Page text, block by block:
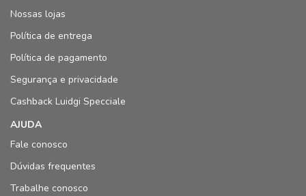
Nossas lojas
Política de entrega
Política de pagamento
Segurança e privacidade
Cashback Luidgi Specciale
AJUDA
Fale conosco
Dúvidas frequentes
Trabalhe conosco